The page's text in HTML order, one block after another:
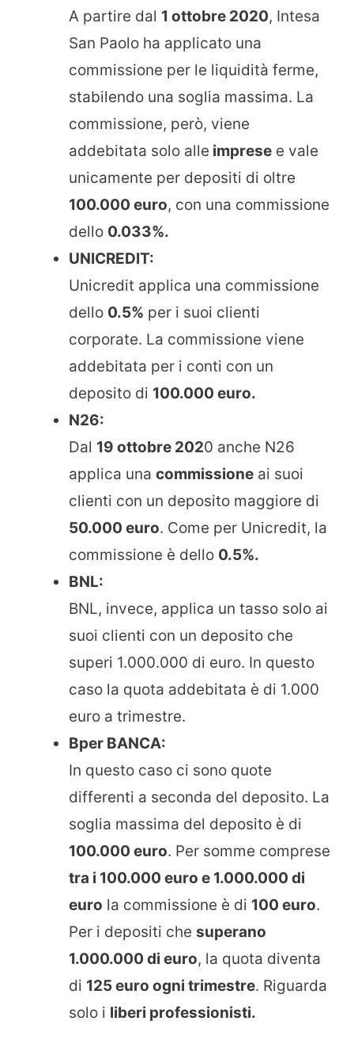
A partire dal 1 ottobre 2020, Intesa
San Paolo ha applicato una
commissione per le liquidità ferme,
stabilendo una soglia massima. La
commissione, però, viene
addebitata solo alle imprese e vale
unicamente per depositi di oltre
100.000 euro, con una commissione
dello 0.033%.
UNICREDIT:
Unicredit applica una commissione
dello 0.5% per i suoi clienti
corporate. La commissione viene
addebitata per i conti con un
deposito di 100.000 euro.
N26:
Dal 19 ottobre 2020 anche N26
applica una commissione ai suoi
clienti con un deposito maggiore di
50.000 euro. Come per Unicredit, la
commissione è dello 0.5%.
BNL:
BNL, invece, applica un tasso solo ai
suoi clienti con un deposito che
superi 1.000.000 di euro. In questo
caso la quota addebitata è di 1.000
euro a trimestre.
Bper BANCA:
In questo caso ci sono quote
differenti a seconda del deposito. La
soglia massima del deposito è di
100.000 euro. Per somme comprese
tra i 100.000 euro e 1.000.000 di
euro la commissione è di 100 euro.
Per i depositi che superano
1.000.000 di euro, la quota diventa
di 125 euro ogni trimestre. Riguarda
solo i liberi professionisti.